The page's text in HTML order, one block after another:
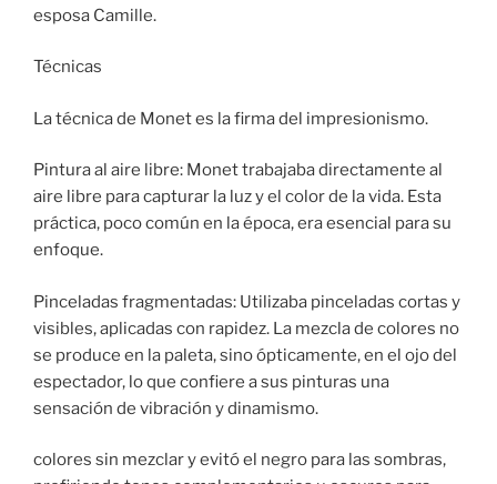
esposa Camille.
Técnicas
La técnica de Monet es la firma del impresionismo.
Pintura al aire libre: Monet trabajaba directamente al
aire libre para capturar la luz y el color de la vida. Esta
práctica, poco común en la época, era esencial para su
enfoque.
Pinceladas fragmentadas: Utilizaba pinceladas cortas y
visibles, aplicadas con rapidez. La mezcla de colores no
se produce en la paleta, sino ópticamente, en el ojo del
espectador, lo que confiere a sus pinturas una
sensación de vibración y dinamismo.
colores sin mezclar y evitó el negro para las sombras,